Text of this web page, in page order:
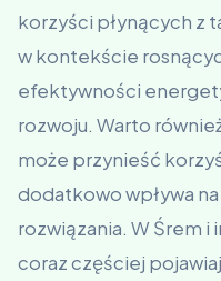
korzyści płynących z
w kontekście
efektywności
rozwoju. Warto
może przynieść
dodatkowo wpływa
rozwiązania. W Śrem
coraz częściej